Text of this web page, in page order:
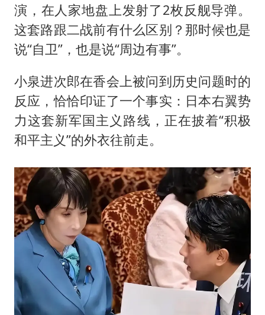
演，在人家地盘上发射了2枚反舰导弹。
这套路跟二战前有什么区别？那时候也是
说“自卫”，也是说“周边有事”。
小泉进次郎在香会上被问到历史问题时的
反应，恰恰印证了一个事实：日本右翼势
力这套新军国主义路线，正在披着“积极
和平主义”的外衣往前走。